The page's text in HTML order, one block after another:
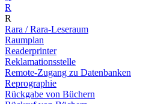
R
R
Rara / Rara-Leseraum
Raumplan
Readerprinter
Reklamationsstelle
Remote-Zugang zu Datenbanken
Reprographie
Rückgabe von Büchern